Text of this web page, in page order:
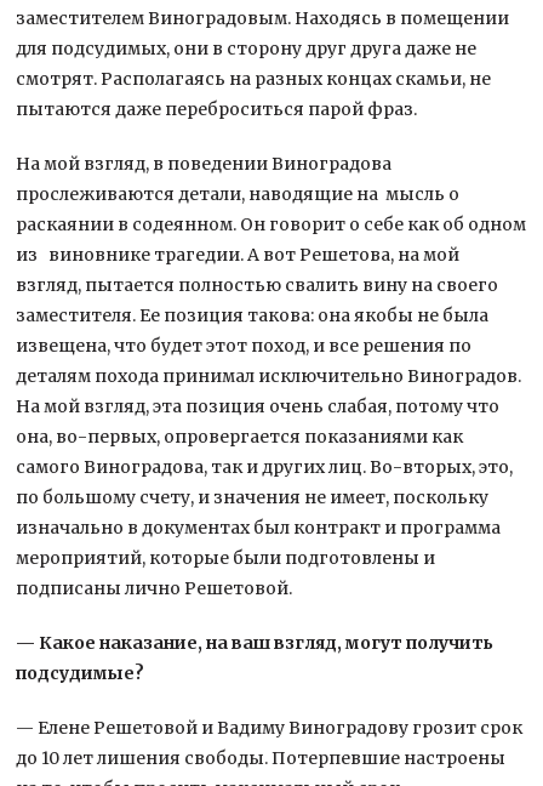
заместителем Виноградовым. Находясь в помещении
для подсудимых, они в сторону друг друга даже не
смотрят. Располагаясь на разных концах скамьи, не
пытаются даже переброситься парой фраз.
На мой взгляд, в поведении Виноградова
прослеживаются детали, наводящие на мысль о
раскаянии в содеянном. Он говорит о себе как об одном
из виновнике трагедии. А вот Решетова, на мой
взгляд, пытается полностью свалить вину на своего
заместителя. Ее позиция такова: она якобы не была
извещена, что будет этот поход, и все решения по
деталям похода принимал исключительно Виноградов.
На мой взгляд, эта позиция очень слабая, потому что
она, во-первых, опровергается показаниями как
самого Виноградова, так и других лиц. Во-вторых, это,
по большому счету, и значения не имеет, поскольку
изначально в документах был контракт и программа
мероприятий, которые были подготовлены и
подписаны лично Решетовой.
— Какое наказание, на ваш взгляд, могут получить
подсудимые?
— Елене Решетовой и Вадиму Виноградову грозит срок
до 10 лет лишения свободы. Потерпевшие настроены